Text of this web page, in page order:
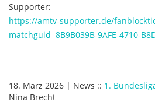
Supporter:
https://amtv-supporter.de/
matchguid=8B9B039B-9AFE-4710-
18. März 2026 | News :: 1.
Nina Brecht